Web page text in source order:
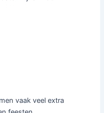
vaak veel extra